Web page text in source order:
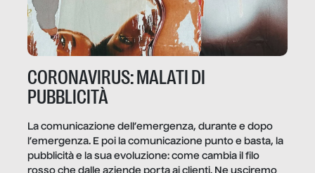
CORONAVIRUS: MALATI DI
PUBBLICITÀ
La comunicazione dell’emergenza, durante e dopo
l’emergenza. E poi la comunicazione punto e basta, la
pubblicità e la sua evoluzione: come cambia il filo
rosso che dalle aziende porta ai clienti. Ne usciremo